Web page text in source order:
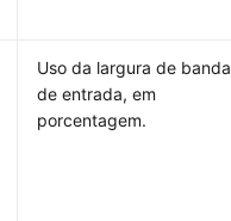
Uso da largura de banda
de entrada, em
porcentagem.